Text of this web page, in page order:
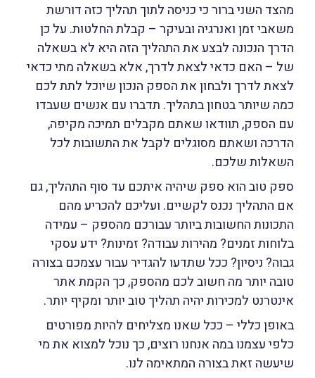
מהצד השני ברור כי כניסה לתוך תהליך כזה דורשת
משאבי זמן ואנרגיה ובעיקר – קבלת החלטות. על כן
הדרך הנכונה לבצע את התהליך הזה היא לא בשאלה
של – האם כדאי לצאת לדרך, אלא בשאלה מתי כדאי
לצאת לדרך ולבחון את הספק הנכון שיוכל לתת לכם
כמה שיותר בטחון בתהליך. תדברו עם אנשים שעבדו
עם הספק, תוודאו שאתם מקבלים תמיכה מקיפה,
הדרכה ושאתם מסוגלים לקבל את התשובות לכל
השאלות שלכם.
ספק טוב הוא ספק שיהיה איתכם עד סוף התהליך, גם
אם התהליך נכנס לקשיים. ועליכם להכריע מהם
התכונות החשובות ביותר עבורכם מהספק – עמידה
בלוחות זמנים? מהירות עבודה? זמינות? ידע עסקי
גבוה? ניסיון? ככל שתדעו להגדיר עבור עצמכם בצורה
טובה יותר מה חשוב לכם מהספק, כך הקמת אתר
אינטרנט למכירות יהיה תהליך טוב יותר ומקיף יותר.
באופן כללי – ככל שאנו מצליחים להיות מפורטים
כלפי עצמנו במה אנחנו רוצים, כך נוכל למצוא את מי
שיעשה זאת בצורה המתאימה לנו.